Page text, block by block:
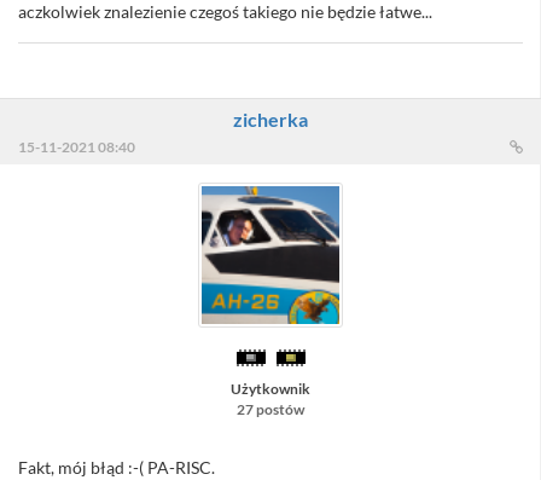
aczkolwiek znalezienie czegoś takiego nie będzie łatwe...
zicherka
15-11-2021 08:40
Użytkownik
27 postów
Fakt, mój błąd :-( PA-RISC.